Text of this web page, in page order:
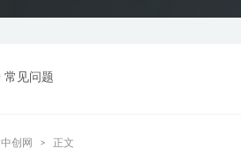
常见问题
中创网 正文